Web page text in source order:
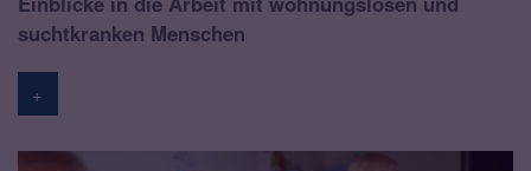
suchtkranken Menschen
+